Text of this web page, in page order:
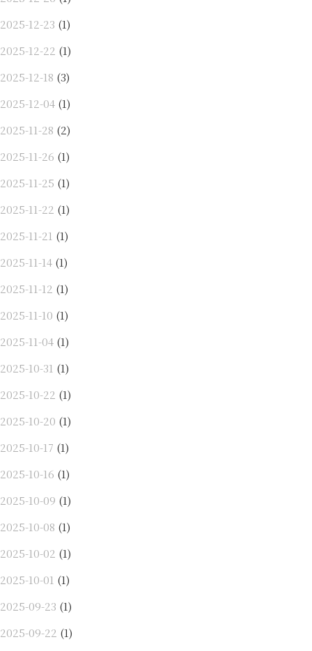
2025-12-23 (1)
2025-12-22 (1)
2025-12-18 (3)
2025-12-04 (1)
2025-11-28 (2)
2025-11-26 (1)
2025-11-25 (1)
2025-11-22 (1)
2025-11-21 (1)
2025-11-14 (1)
2025-11-12 (1)
2025-11-10 (1)
2025-11-04 (1)
2025-10-31 (1)
2025-10-22 (1)
2025-10-20 (1)
2025-10-17 (1)
2025-10-16 (1)
2025-10-09 (1)
2025-10-08 (1)
2025-10-02 (1)
2025-10-01 (1)
2025-09-23 (1)
2025-09-22 (1)